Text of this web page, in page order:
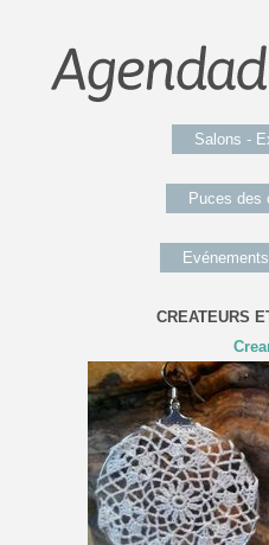
Salons -
Puces des
CREATEURS